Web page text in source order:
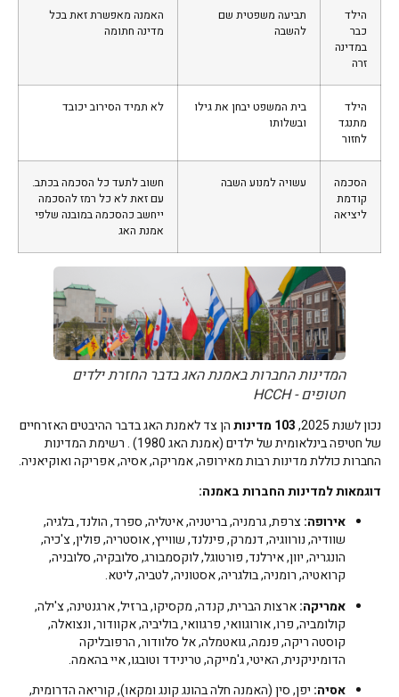
הילד
כבר
במדינה
זרה
תביעה משפטית שם
להשבה
האמנה מאפשרת זאת בכל
מדינה חתומה
הילד
מתנגד
לחזור
בית המשפט יבחן את גילו
ובשלותו
לא תמיד הסירוב יכובד
הסכמה
קודמת
ליציאה
עשויה למנוע השבה
חשוב לתעד כל הסכמה בכתב.
עם זאת לא כל רמז להסכמה
ייחשב כהסכמה במובנה שלפי
אמנת האג
המדינות החברות באמנת האג בדבר החזרת ילדים
חטופים ​- HCCH
נכון לשנת 2025, 103 מדינות
הן צד לאמנת האג בדבר ההיבטים האזרחיים
של חטיפה בינלאומית של ילדים (אמנת האג 1980) . רשימת המדינות
החברות כוללת מדינות רבות מאירופה, אמריקה, אסיה, אפריקה ואוקיאניה.
דוגמאות למדינות החברות באמנה:
אירופה:צרפת, גרמניה, בריטניה, איטליה, ספרד, הולנד, בלגיה,
שוודיה, נורווגיה, דנמרק, פינלנד, שווייץ, אוסטריה, פולין, צ'כיה,
הונגריה, יוון, אירלנד, פורטוגל, לוקסמבורג, סלובקיה, סלובניה,
קרואטיה, רומניה, בולגריה, אסטוניה, לטביה, ליטא.
אמריקה:ארצות הברית, קנדה, מקסיקו, ברזיל, ארגנטינה, צ'ילה,
קולומביה, פרו, אורוגוואי, פרגוואי, בוליביה, אקוודור, ונצואלה,
קוסטה ריקה, פנמה, גואטמלה, אל סלוודור, הרפובליקה
הדומיניקנית, האיטי, ג'מייקה, טרינידד וטובגו, איי בהאמה.
אסיה:יפן, סין (האמנה חלה בהונג קונג ומקאו), קוריאה הדרומית,